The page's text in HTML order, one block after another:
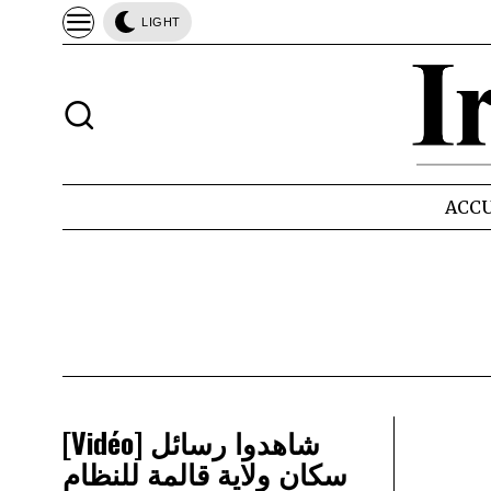
LIGHT
[Vidéo] شاهدوا رسائل
سكان ولاية قالمة للنظام